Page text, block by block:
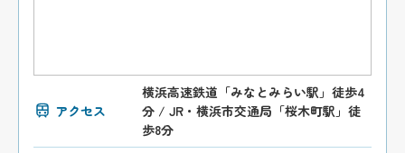
アクセス
横浜高速鉄道「みなとみらい駅」徒歩4
分 / JR・横浜市交通局「桜木町駅」徒
歩8分